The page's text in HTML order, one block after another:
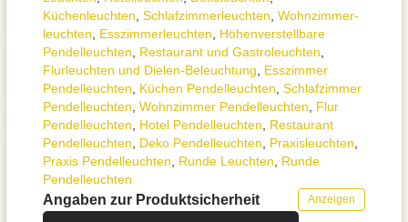
Küchenleuchten Schlafzimmer­leuchten Wohnzimmer­
leuchten
Esszimmer­­leuchten
Höhen­verstellbare
Pendelleuchten
Restaurant und Gastroleuchten
Flurleuchten und Dielen-Beleuchtung
Esszimmer
Pendelleuchten
Küchen Pendelleuchten Schlafzimmer
Pendelleuchten Wohnzimmer Pendelleuchten
Flur
Pendelleuchten
Hotel Pendelleuchten
Restaurant
Pendelleuchten
Deko Pendelleuchten Praxisleuchten
Praxis Pendelleuchten
Runde Leuchten
Runde
Pendelleuchten
Angaben zur Produktsicherheit Anzeigen